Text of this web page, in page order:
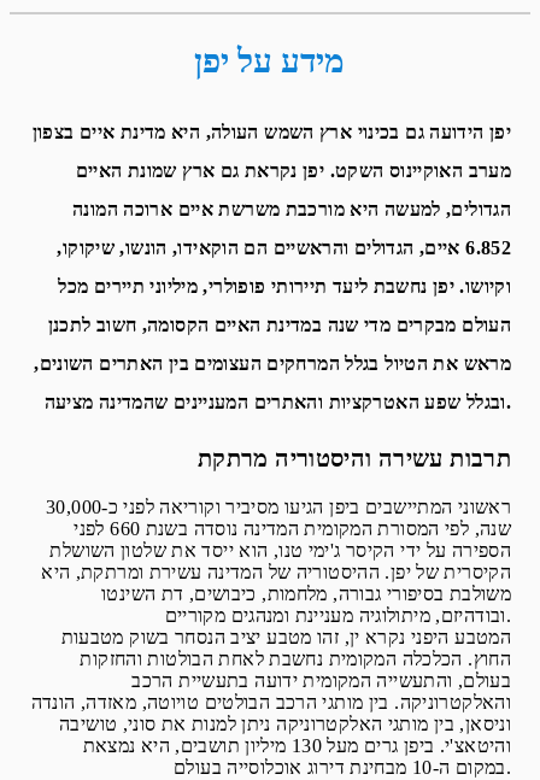
מידע על יפן
יפן הידועה גם בכינוי ארץ השמש העולה, היא מדינת איים בצפון
מערב האוקיינוס השקט. יפן נקראת גם ארץ שמונת האיים
הגדולים, למעשה היא מורכבת משרשת איים ארוכה המונה
6.852 איים, הגדולים והראשיים הם הוקאידו, הונשו, שיקוקו,
וקיושו. יפן נחשבת ליעד תיירותי פופולרי, מיליוני תיירים מכל
העולם מבקרים מדי שנה במדינת האיים הקסומה, חשוב לתכנן
מראש את הטיול בגלל המרחקים העצומים בין האתרים השונים,
ובגלל שפע האטרקציות והאתרים המעניינים שהמדינה מציעה.
תרבות עשירה והיסטוריה מרתקת
ראשוני המתיישבים ביפן הגיעו מסיביר וקוריאה לפני כ-30,000
שנה, לפי המסורת המקומית המדינה נוסדה בשנת 660 לפני
הספירה על ידי הקיסר ג'ימי טנו, הוא ייסד את שלטון השושלת
הקיסרית של יפן. ההיסטוריה של המדינה עשירת ומרתקת, היא
משולבת בסיפורי גבורה, מלחמות, כיבושים, דת השינטו
ובודהיזם, מיתולוגיה מעניינת ומנהגים מקוריים.
המטבע היפני נקרא ין, זהו מטבע יציב הנסחר בשוק מטבעות
החוץ. הכלכלה המקומית נחשבת לאחת הבולטות והחזקות
בעולם, והתעשייה המקומית ידועה בתעשיית הרכב
והאלקטרוניקה. בין מותגי הרכב הבולטים טויוטה, מאזדה, הונדה
וניסאן, בין מותגי האלקטרוניקה ניתן למנות את סוני, טושיבה
והיטאצ'י. ביפן גרים מעל 130 מיליון תושבים, היא נמצאת
במקום ה-10 מבחינת דירוג אוכלוסייה בעולם.